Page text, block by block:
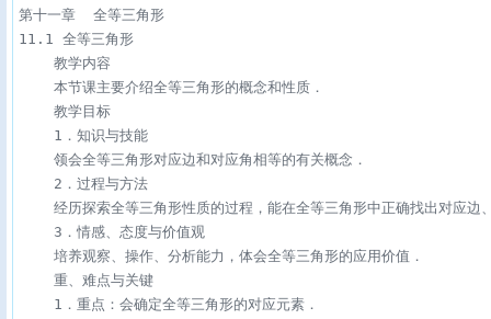
第十一章  全等三角形
11.1 全等三角形
    教学内容
    本节课主要介绍全等三角形的概念和性质．
    教学目标
    1．知识与技能
    领会全等三角形对应边和对应角相等的有关概念．
    2．过程与方法
经历探索全等三角形性质的过程，能在全等三角形中正确找出对应边
    3．情感、态度与价值观
    培养观察、操作、分析能力，体会全等三角形的应用价值．
    重、难点与关键
    1．重点：会确定全等三角形的对应元素．